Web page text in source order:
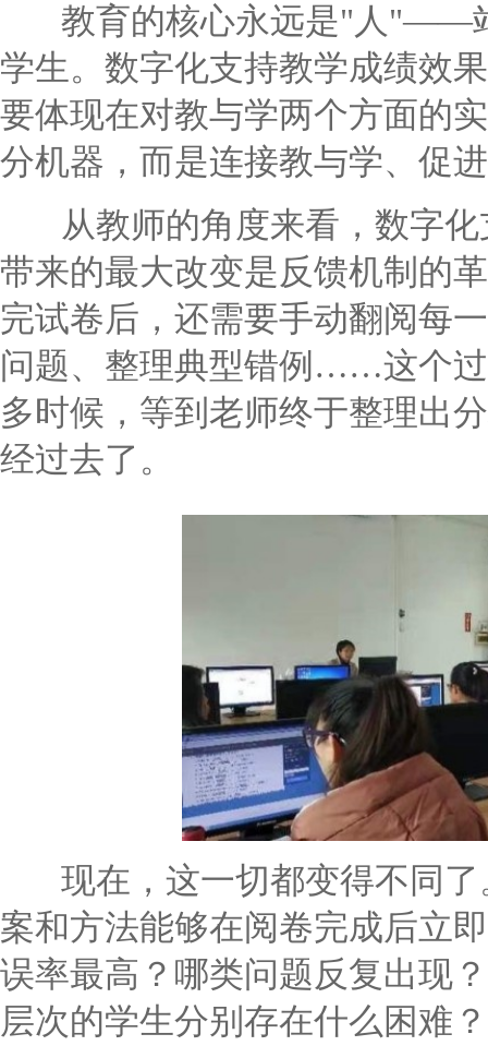
教育的核心永远是"人"——站
学生。数字化支持教学成绩效
要体现在对教与学两个方面的
分机器，而是连接教与学、促
从教师的角度来看，数字化
带来的最大改变是反馈机制的
完试卷后，还需要手动翻阅每
问题、整理典型错例……这个
多时候，等到老师终于整理出
经过去了。
现在，这一切都变得不同了
案和方法能够在阅卷完成后立
误率最高？哪类问题反复出现
层次的学生分别存在什么困难